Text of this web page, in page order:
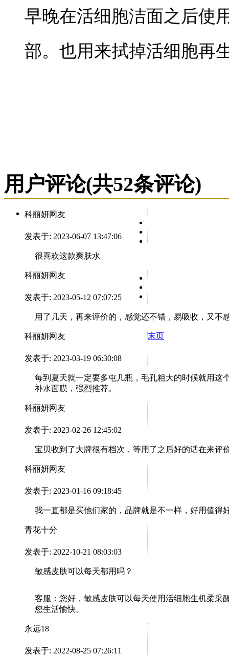
早晚在活细胞洁面之后使
部。也用来拭掉活细胞再
用户评论(共52条评论)
科丽妍网友
发表于: 2023-06-07 13:47:06
很喜欢这款爽肤水
科丽妍网友
发表于: 2023-05-12 07:07:25
用了几天，再来评价的，感觉还不错，易吸收，又不
科丽妍网友
发表于: 2023-03-19 06:30:08
每到夏天就一定要多屯几瓶，毛孔粗大的时候就用这
补水面膜，强烈推荐。
科丽妍网友
发表于: 2023-02-26 12:45:02
宝贝收到了大牌很有档次，等用了之后好的话在来评
科丽妍网友
发表于: 2023-01-16 09:18:45
我一直都是买他们家的，品牌就是不一样，好用值得
青花十分
发表于: 2022-10-21 08:03:03
敏感皮肤可以每天都用吗？
客服： 您好，敏感皮肤可以每天使用活细胞生机柔采
您生活愉快。
永远18
发表于: 2022-08-25 07:26:11
末页